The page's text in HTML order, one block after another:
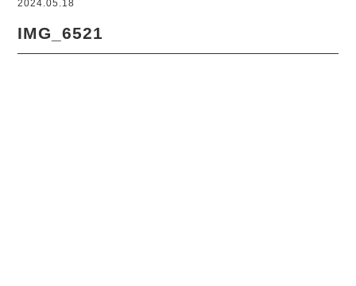
2024.05.18
IMG_6521